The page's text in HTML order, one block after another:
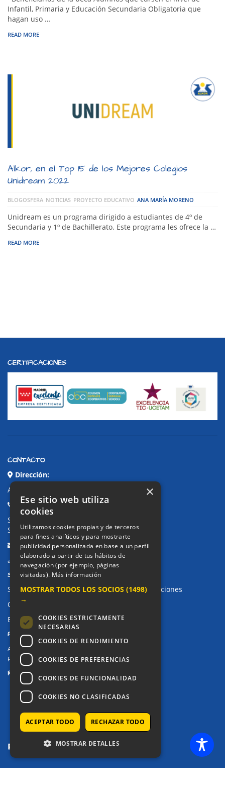
Infantil, Primaria y Educación Secundaria Obligatoria que
hagan uso …
READ MORE
Alkor, en el Top 15 de los Mejores Colegios
Unidream 2022
BLOGOSFERA NOTICIAS PROYECTO EDUCATIVO ANA MARÍA MORENO
Unidream es un programa dirigido a estudiantes de 4º de
Secundaria y 1º de Bachillerato. Este programa les ofrece la …
READ MORE
CERTIFICACIONES
CONTACTO
Dirección:
Avda. de Pablo Iglesias, 4. Alcorcón
Teléfonos:
Secretaría Ppal:
Secretaría Infantil:91 643 61 33
Email:
alkor@colegioalkor.com
SUGERENCIAS Y CANAL DE DENUNCIAS
Sugerencias, Quejas, Reclamaciones y Felicitaciones
Canal de denuncias
Buzón denuncia drogas CM
PRIVACIDAD
Aviso legal / Política de privacidad
Política de Cookies
REDES SOCIALES
×
Ese sitio web utiliza
cookies
Utilizamos cookies propias y de terceros
para fines analíticos y para mostrarte
publicidad personalizada en base a un perfil
elaborado a partir de tus hábitos de
navegación (por ejemplo, páginas
visitadas). Más información
MOSTRAR TODOS LOS SOCIOS (1498)
→
COOKIES ESTRICTAMENTE
NECESARIAS
COOKIES DE RENDIMIENTO
COOKIES DE PREFERENCIAS
COOKIES DE FUNCIONALIDAD
COOKIES NO CLASIFICADAS
ACEPTAR TODO RECHAZAR TODO
MOSTRAR DETALLES